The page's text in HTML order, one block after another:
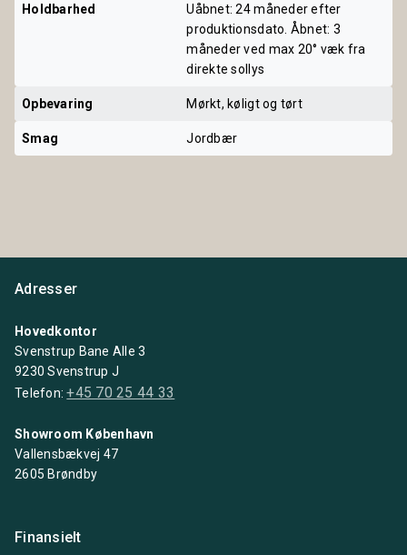
Holdbarhed
Uåbnet: 24 måneder efter
produktionsdato. Åbnet: 3
måneder ved max 20° væk fra
direkte sollys
Opbevaring Mørkt, køligt og tørt
Smag Jordbær
Adresser
Hovedkontor
Svenstrup Bane Alle 3
9230 Svenstrup J
Telefon:+45 70 25 44 33
Showroom København
Vallensbækvej 47
2605 Brøndby
Finansielt